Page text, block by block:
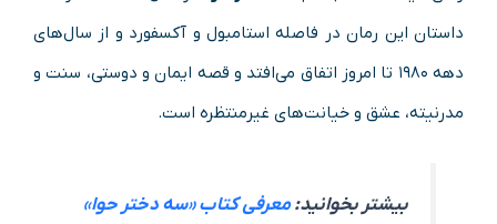
داستان این رمان در فاصله استامبول و آکسفورد و از سال‌های
دهه ۱۹۸۰ تا امروز اتفاق می‌افتد و قصه ایمان و دوستی، سنت و
مدرنیته، عشق و خیانت‌های غیرمنتظره است.
بیشتر بخوانید:معرفی کتاب «سه دختر حوا»